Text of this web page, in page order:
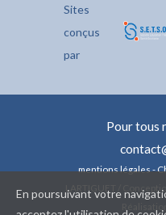
Sites
conçus
par
Pour tous
mentions légales -
En poursuivant votre